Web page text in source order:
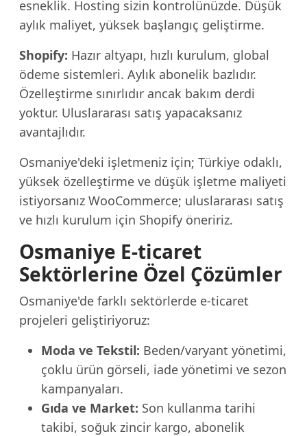
esneklik. Hosting sizin kontrolünüzde. Düşük
aylık maliyet, yüksek başlangıç geliştirme.
Shopify: Hazır altyapı, hızlı kurulum, global
ödeme sistemleri. Aylık abonelik bazlıdır.
Özelleştirme sınırlıdır ancak bakım derdi
yoktur. Uluslararası satış yapacaksanız
avantajlıdır.
Osmaniye'deki işletmeniz için; Türkiye odaklı,
yüksek özelleştirme ve düşük işletme maliyeti
istiyorsanız WooCommerce; uluslararası satış
ve hızlı kurulum için Shopify öneririz.
Osmaniye E-ticaret
Sektörlerine Özel Çözümler
Osmaniye'de farklı sektörlerde e-ticaret
projeleri geliştiriyoruz:
Moda ve Tekstil: Beden/varyant yönetimi,
çoklu ürün görseli, iade yönetimi ve sezon
kampanyaları.
Gıda ve Market: Son kullanma tarihi
takibi, soğuk zincir kargo, abonelik